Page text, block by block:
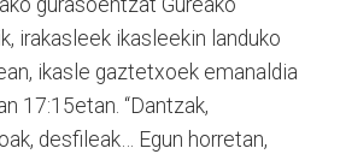
gurasoentzat Gureako
irakasleek ikasleekin landuko
ikasle gaztetxoek emanaldia
17:15etan. “Dantzak,
desfileak… Egun horretan,